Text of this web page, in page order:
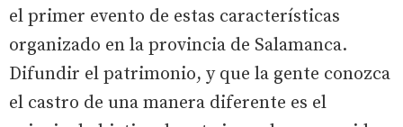
el primer evento de estas características
organizado en la provincia de Salamanca.
Difundir el patrimonio, y que la gente conozca
el castro de una manera diferente es el